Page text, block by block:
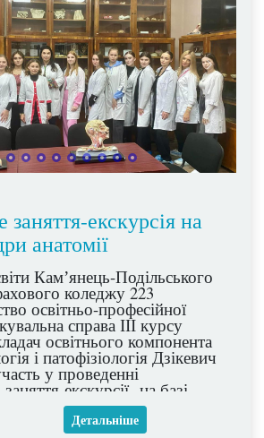
екскурсія на
анатомії
Камʼянець-Подільського
коледжу 223
освітньо-професійної
справа ІІІ курсу
освітнього компонента
і патофізіологія Дзікевич
у проведенні
екскурсії на базі
людини Буковинського
університету.
Детальніше